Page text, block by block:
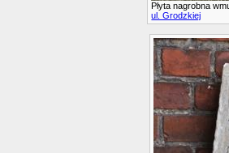
Płyta nagrobna
ul. Grodzkiej